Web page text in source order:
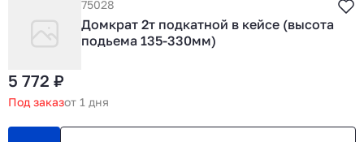
75028
Домкрат 2т подкатной в кейсе (высота
подьема 135-330мм)
5 772 ₽
Под заказот 1 дня